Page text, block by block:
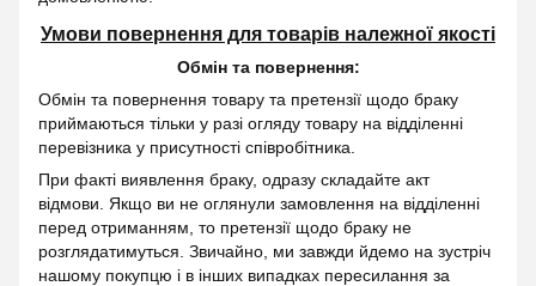
Умови повернення для товарів належної якості
Обмін та повернення:
Обмін та повернення товару та претензії щодо браку
приймаються тільки у разі огляду товару на відділенні
перевізника у присутності співробітника.
При факті виявлення браку, одразу складайте акт
відмови. Якщо ви не оглянули замовлення на відділенні
перед отриманням, то претензії щодо браку не
розглядатимуться. Звичайно, ми завжди йдемо на зустріч
нашому покупцю і в інших випадках пересилання за